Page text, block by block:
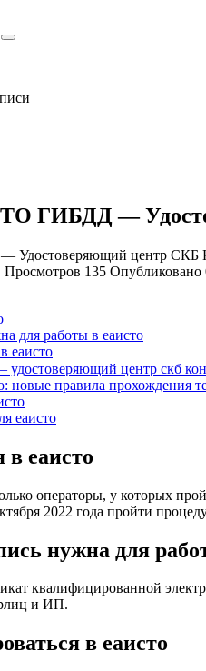
ГИБДД —
Просмотров 135 Опубликовано
для работы в еаисто
еаисто
удостоверяющий центр скб
новые правила прохождения
еаисто
в еаисто
операторы, у которых
2022 года пройти
нужна для
квалифицированной
и ИП.
в еаисто